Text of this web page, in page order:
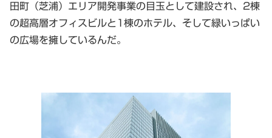
田町（芝浦）エリア開発事業の目玉として建設され、2棟
の超高層オフィスビルと1棟のホテル、そして緑いっぱい
の広場を擁しているんだ。